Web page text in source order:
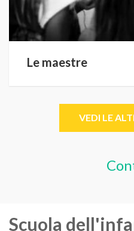
Le maestre
VEDI LE
Scuola